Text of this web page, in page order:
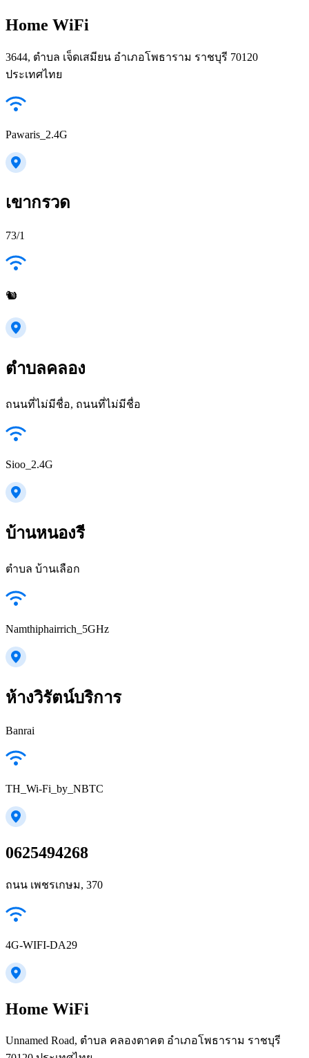
Home WiFi
3644, ตำบล เจ็ดเสมียน อำเภอโพธาราม ราชบุรี 70120
ประเทศไทย
Pawaris_2.4G
เขากรวด
73/1
🐿️
ตำบลคลอง
ถนนที่ไม่มีชื่อ, ถนนที่ไม่มีชื่อ
Sioo_2.4G
บ้านหนองรี
ตำบล บ้านเลือก
Namthiphairrich_5GHz
ห้างวิรัตน์บริการ
Banrai
TH_Wi-Fi_by_NBTC
0625494268
ถนน เพชรเกษม, 370
4G-WIFI-DA29
Home WiFi
Unnamed Road, ตำบล คลองตาคต อำเภอโพธาราม ราชบุรี